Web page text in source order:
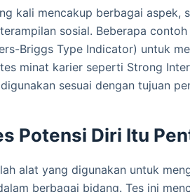
kali mencakup berbagai aspek,
sosial. Beberapa
Briggs Type Indicator) untuk
minat karier seperti Strong
sesuai dengan tujuan
Potensi Diri Itu
alat yang digunakan untuk
berbagai bidang. Tes ini